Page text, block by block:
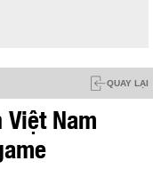
QUAY LẠI
Nam